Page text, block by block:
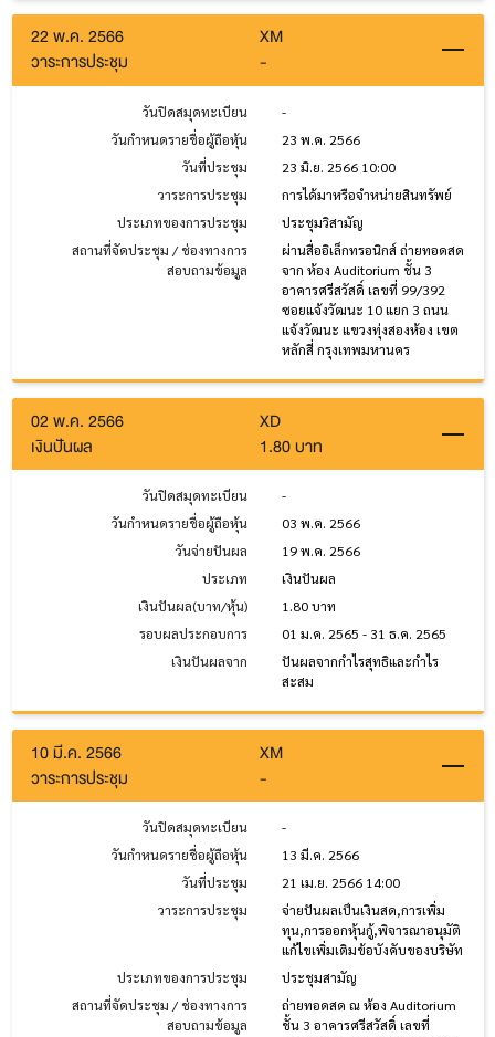
22 พ.ค. 2566
XM
วาระการประชุม
-
วันปิดสมุดทะเบียน
-
วันกำหนดรายชื่อผู้ถือหุ้น
23 พ.ค. 2566
วันที่ประชุม
23 มิ.ย. 2566 10:00
วาระการประชุม
การได้มาหรือจำหน่ายสินทรัพย์
ประเภทของการประชุม
ประชุมวิสามัญ
สถานที่จัดประชุม / ช่องทางการ
สอบถามข้อมูล
ผ่านสื่ออิเล็กทรอนิกส์ ถ่ายทอดสด
จาก ห้อง Auditorium ชั้น 3
อาคารศรีสวัสดิ์ เลขที่ 99/392
ซอยแจ้งวัฒนะ 10 แยก 3 ถนน
แจ้งวัฒนะ แขวงทุ่งสองห้อง เขต
หลักสี่ กรุงเทพมหานคร
02 พ.ค. 2566
XD
เงินปันผล
1.80 บาท
วันปิดสมุดทะเบียน
-
วันกำหนดรายชื่อผู้ถือหุ้น
03 พ.ค. 2566
วันจ่ายปันผล
19 พ.ค. 2566
ประเภท
เงินปันผล
เงินปันผล(บาท/หุ้น)
1.80 บาท
รอบผลประกอบการ
01 ม.ค. 2565 - 31 ธ.ค. 2565
เงินปันผลจาก
ปันผลจากกำไรสุทธิและกำไร
สะสม
10 มี.ค. 2566
XM
วาระการประชุม
-
วันปิดสมุดทะเบียน
-
วันกำหนดรายชื่อผู้ถือหุ้น
13 มี.ค. 2566
วันที่ประชุม
21 เม.ย. 2566 14:00
วาระการประชุม
จ่ายปันผลเป็นเงินสด,การเพิ่ม
ทุน,การออกหุ้นกู้,พิจารณาอนุมัติ
แก้ไขเพิ่มเติมข้อบังคับของบริษัท
ประเภทของการประชุม
ประชุมสามัญ
สถานที่จัดประชุม / ช่องทางการ
สอบถามข้อมูล
ถ่ายทอดสด ณ ห้อง Auditorium
ชั้น 3 อาคารศรีสวัสดิ์ เลขที่